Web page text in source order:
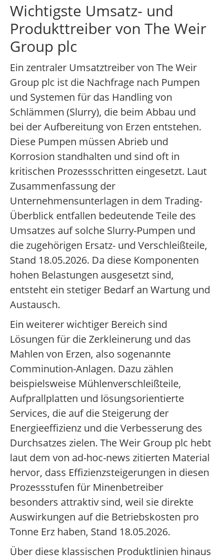
Wichtigste Umsatz- und
Produkttreiber von The Weir
Group plc
Ein zentraler Umsatztreiber von The Weir
Group plc ist die Nachfrage nach Pumpen
und Systemen für das Handling von
Schlämmen (Slurry), die beim Abbau und
bei der Aufbereitung von Erzen entstehen.
Diese Pumpen müssen Abrieb und
Korrosion standhalten und sind oft in
kritischen Prozessschritten eingesetzt. Laut
Zusammenfassung der
Unternehmensunterlagen in dem Trading-
Überblick entfallen bedeutende Teile des
Umsatzes auf solche Slurry-Pumpen und
die zugehörigen Ersatz- und Verschleißteile,
Stand 18.05.2026. Da diese Komponenten
hohen Belastungen ausgesetzt sind,
entsteht ein stetiger Bedarf an Wartung und
Austausch.
Ein weiterer wichtiger Bereich sind
Lösungen für die Zerkleinerung und das
Mahlen von Erzen, also sogenannte
Comminution-Anlagen. Dazu zählen
beispielsweise Mühlenverschleißteile,
Aufprallplatten und lösungsorientierte
Services, die auf die Steigerung der
Energieeffizienz und die Verbesserung des
Durchsatzes zielen. The Weir Group plc hebt
laut dem von ad-hoc-news zitierten Material
hervor, dass Effizienzsteigerungen in diesen
Prozessstufen für Minenbetreiber
besonders attraktiv sind, weil sie direkte
Auswirkungen auf die Betriebskosten pro
Tonne Erz haben, Stand 18.05.2026.
Über diese klassischen Produktlinien hinaus